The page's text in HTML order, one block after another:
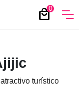
0
local_mall
turístico